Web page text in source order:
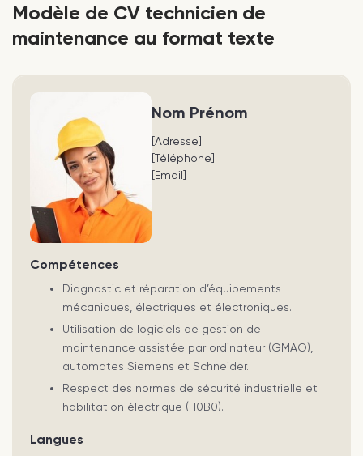
Modèle de CV technicien de
maintenance au format texte
Nom Prénom
[Adresse]
[Téléphone]
[Email]
Compétences
Diagnostic et réparation d’équipements
mécaniques, électriques et électroniques.
Utilisation de logiciels de gestion de
maintenance assistée par ordinateur (GMAO),
automates Siemens et Schneider.
Respect des normes de sécurité industrielle et
habilitation électrique (H0B0).
Langues